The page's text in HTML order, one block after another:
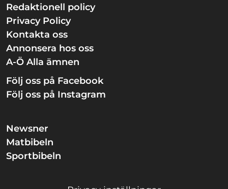
Redaktionell policy
Privacy Policy
Kontakta oss
Annonsera hos oss
A-Ö Alla ämnen
Följ oss på Facebook
Följ oss på Instagram
Newsner
Matbibeln
Sportbibeln